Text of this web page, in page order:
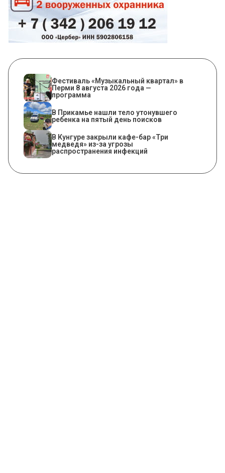
Фестиваль «Музыкальный квартал» в
Перми 8 августа 2026 года —
программа
В Прикамье нашли тело утонувшего
ребенка на пятый день поисков
​В Кунгуре закрыли кафе-бар «Три
медведя» из-за угрозы
распространения инфекций